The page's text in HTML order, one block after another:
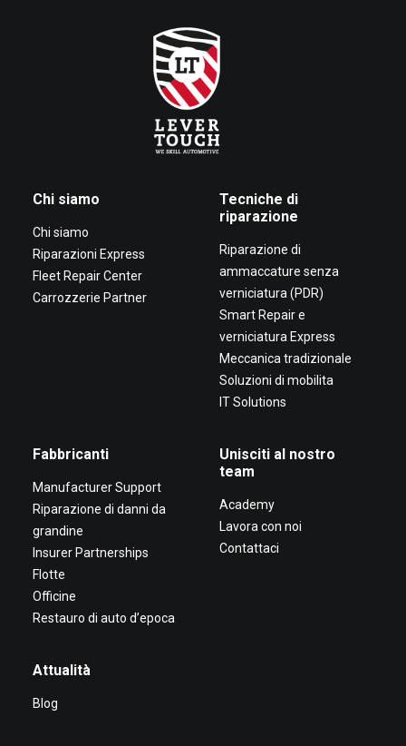
Chi siamo
Chi siamo
Riparazioni Express
Fleet Repair Center
Carrozzerie Partner
Tecniche di
riparazione
Riparazione di
ammaccature senza
verniciatura (PDR)
Smart Repair e
verniciatura Express
Meccanica tradizionale
Soluzioni di mobilita
IT Solutions
Fabbricanti
Manufacturer Support
Riparazione di danni da
grandine
Insurer Partnerships
Flotte
Officine
Restauro di auto d’epoca
Unisciti al nostro
team
Academy
Lavora con noi
Contattaci
Attualità
Blog